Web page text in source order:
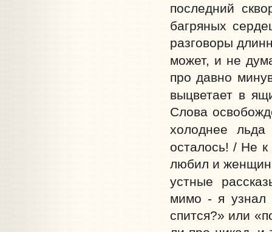
последний
багряных
разговоры
может, и не
про давно
выцветает в
Слова
холоднее
осталось! / Не к
любил и женщин
устные
мимо - я узнал
спится?» или